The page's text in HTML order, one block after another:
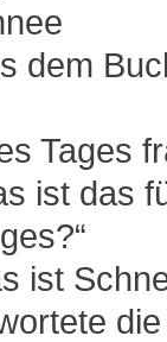
dem
Tages
ist das
ist